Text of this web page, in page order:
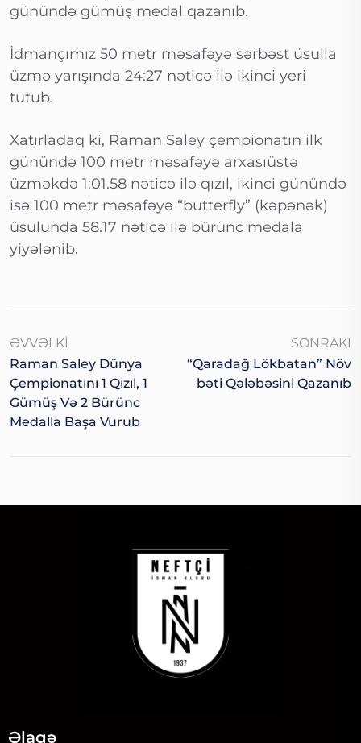
günündə gümüş medal qazanıb.
İdmançımız 50 metr məsafəyə sərbəst üsulla
üzmə yarışında 24:27 nəticə ilə ikinci yeri
tutub.
Xatırladaq ki, Raman Saley çempionatın ilk
günündə 100 metr məsafəyə arxasıüstə
üzməkdə 1:01.58 nəticə ilə qızıl, ikinci günündə
isə 100 metr məsafəyə “butterfly” (kəpənək)
üsulunda 58.17 nəticə ilə bürünc medala
yiyələnib.
ƏVVƏLKI
Raman Saley Dünya
Çempionatını 1 Qızıl, 1
Gümüş Və 2 Bürünc
Medalla Başa Vurub
SONRAKI
“Qaradağ Lökbatan” Növ
Bəti Qələbəsini Qazanıb
Əlaqə